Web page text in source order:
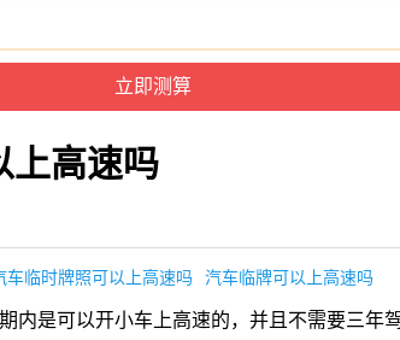
上高速吗
车临时牌照可以上高速吗 汽车临牌可以上高速吗
内是可以开小车上高速的，并且不需要三年